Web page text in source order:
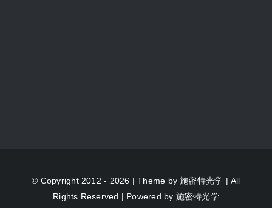
© Copyright 2012 - 2026 | Theme by施密特光学 | All
Rights Reserved | Powered by 施密特光学